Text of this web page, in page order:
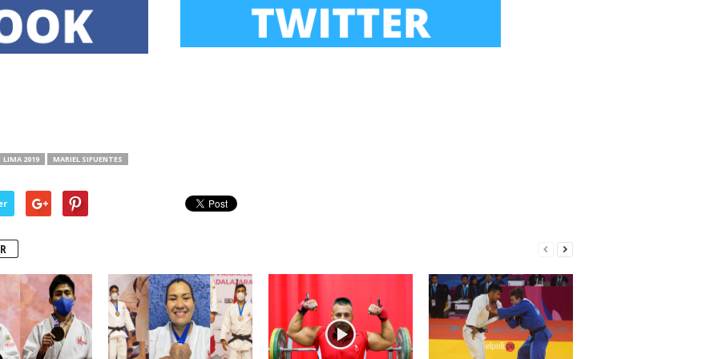
LIMA 2019 MARIEL SIFUENTES